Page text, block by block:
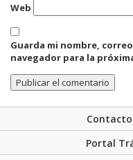
Web
Guarda mi nombre,
navegador para la
Portal